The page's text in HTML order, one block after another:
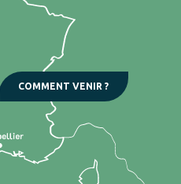
COMMENT VENIR ?